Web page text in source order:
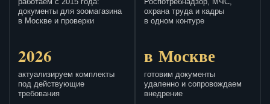
работаем с 2015 года:
документы для зоомагазина
в Москве и проверки
Роспотребнадзор, МЧС,
охрана труда и кадры
в одном контуре
2026
актуализируем комплекты
под действующие
требования
в Москве
готовим документы
удаленно и сопровождаем
внедрение